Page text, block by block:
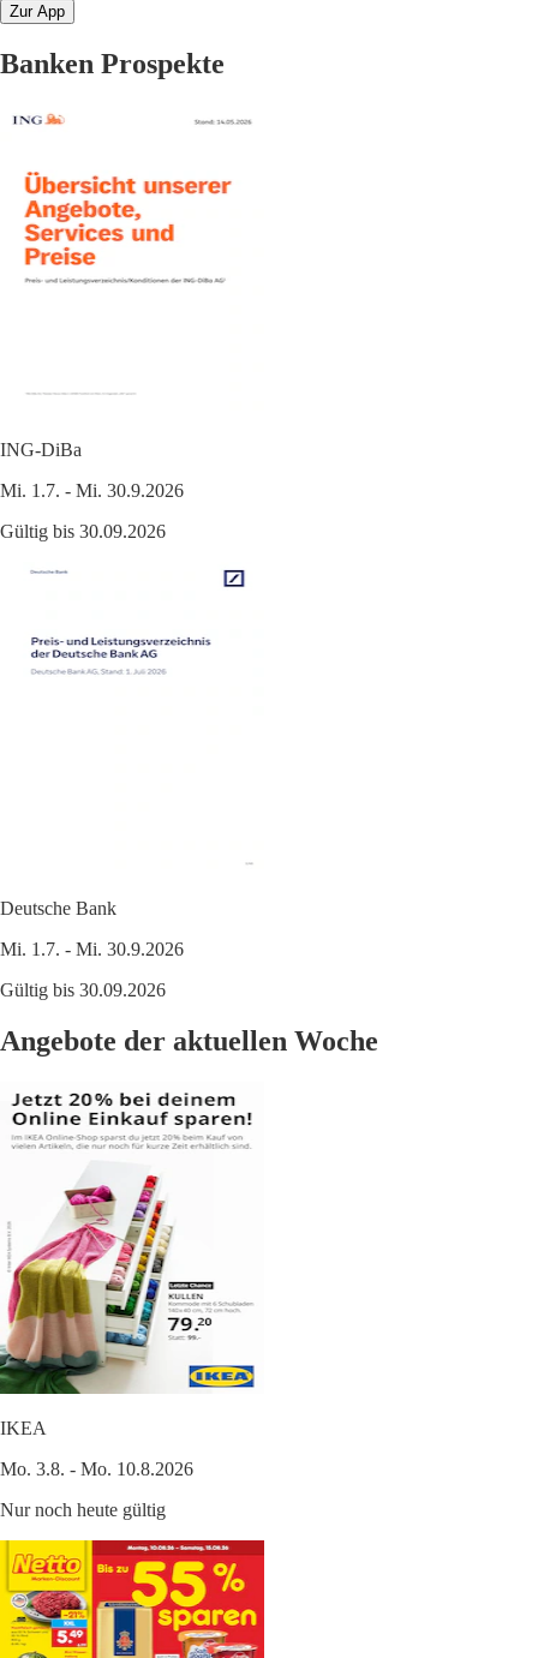
Zur App
Banken Prospekte
ING-DiBa
Mi. 1.7. - Mi. 30.9.2026
Gültig bis 30.09.2026
Deutsche Bank
Mi. 1.7. - Mi. 30.9.2026
Gültig bis 30.09.2026
Angebote der aktuellen Woche
IKEA
Mo. 3.8. - Mo. 10.8.2026
Nur noch heute gültig